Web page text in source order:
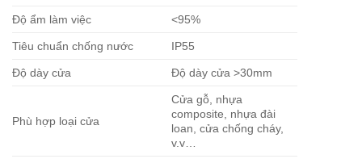
Độ ẩm làm việc <95%
Tiêu chuẩn chống nước IP55
Độ dày cửa Độ dày cửa >30mm
Phù hợp loại cửa
Cửa gỗ, nhựa
composite, nhựa đài
loan, cửa chống cháy,
v.v…